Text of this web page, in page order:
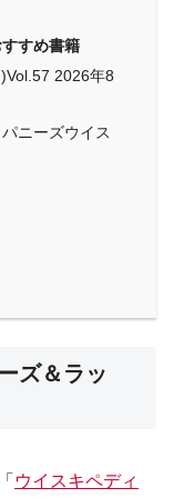
すめ書籍
2026年8
ニーズウイス
ズ＆ラッ
ウイスキペディ